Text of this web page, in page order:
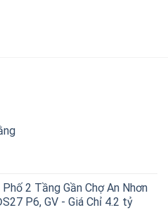
Phố 2 Tầng Gần Chợ An Nhơn
P6, GV - Giá Chỉ 4.2 tỷ